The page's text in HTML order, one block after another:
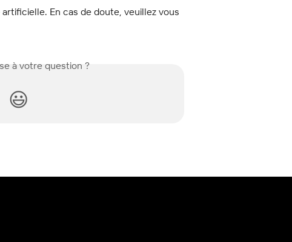
En cas de doute, veuillez vous
à votre question ?
😃